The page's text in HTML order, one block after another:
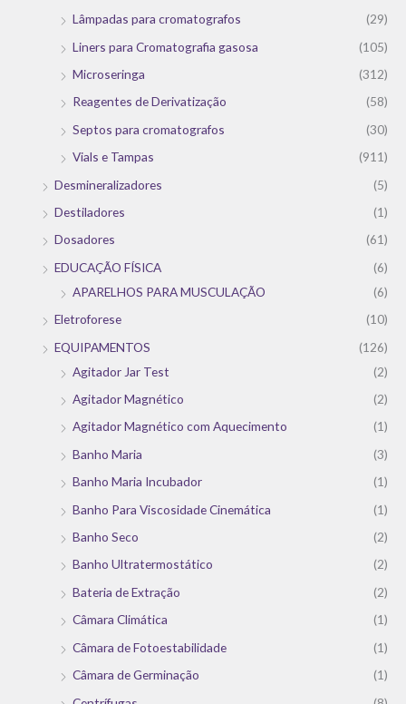
Lâmpadas para cromatografos
(29)
Liners para Cromatografia gasosa
(105)
Microseringa
(312)
Reagentes de Derivatização
(58)
Septos para cromatografos
(30)
Vials e Tampas
(911)
Desmineralizadores
(5)
Destiladores
(1)
Dosadores
(61)
EDUCAÇÃO FÍSICA
(6)
APARELHOS PARA MUSCULAÇÃO
(6)
Eletroforese
(10)
EQUIPAMENTOS
(126)
Agitador Jar Test
(2)
Agitador Magnético
(2)
Agitador Magnético com Aquecimento
(1)
Banho Maria
(3)
Banho Maria Incubador
(1)
Banho Para Viscosidade Cinemática
(1)
Banho Seco
(2)
Banho Ultratermostático
(2)
Bateria de Extração
(2)
Câmara Climática
(1)
Câmara de Fotoestabilidade
(1)
Câmara de Germinação
(1)